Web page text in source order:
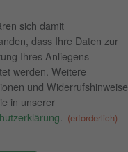
sich damit
dass Ihre Daten zur
Ihres Anliegens
werden. Weitere
und Widerrufshinweise
in unserer
(erforderlich)